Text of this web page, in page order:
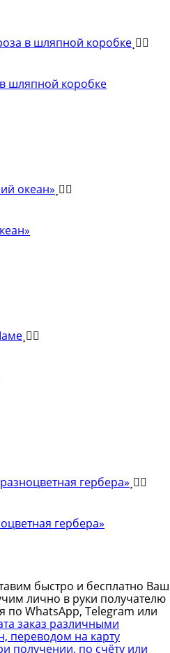
шляпной коробке
гербера»
быстро и бесплатно Ваш
лично в руки получателю
по WhatsApp, Telegram или
заказ различными
переводом на карту
получении, по счёту или